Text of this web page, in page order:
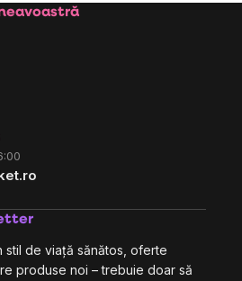
stil de viață sănătos, oferte
produse noi – trebuie doar să